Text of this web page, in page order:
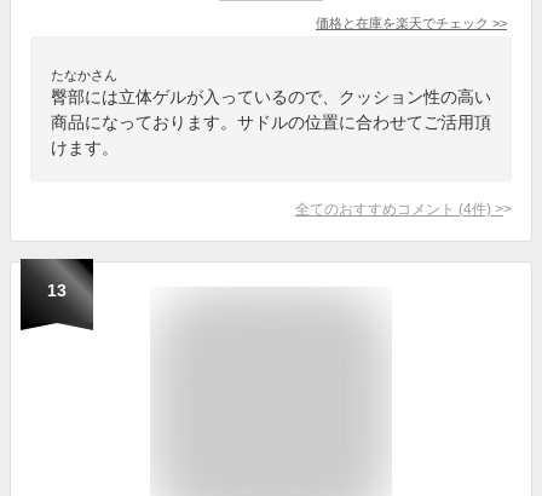
価格と在庫を楽天でチェック >>
たなかさん
臀部には立体ゲルが入っているので、クッション性の高い
商品になっております。サドルの位置に合わせてご活用頂
けます。
全てのおすすめコメント (4件) >
13